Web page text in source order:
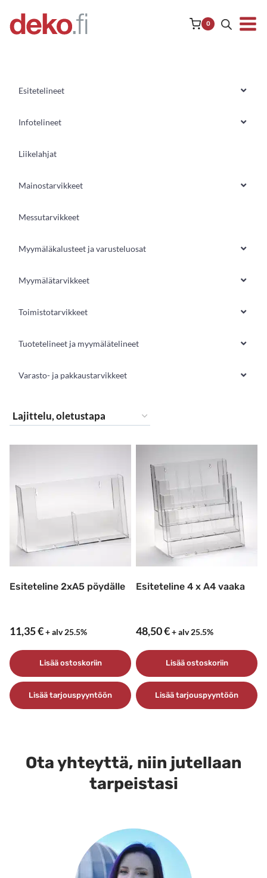
sisältöön
0
Esiteteline 2xA5 pöydälle
11,35€+ alv 25.5%
Lisää ostoskoriin
Lisää tarjouspyyntöön
Esiteteline 4 x A4 vaaka
48,50€+ alv 25.5%
Lisää ostoskoriin
Lisää tarjouspyyntöön
Esitetelineet
Infotelineet
Liikelahjat
Mainostarvikkeet
Messutarvikkeet
Myymäläkalusteet ja varusteluosat
Myymälätarvikkeet
Toimistotarvikkeet
Tuotetelineet ja myymälätelineet
Varasto- ja pakkaustarvikkeet
Ota yhteyttä, niin jutellaan
tarpeistasi